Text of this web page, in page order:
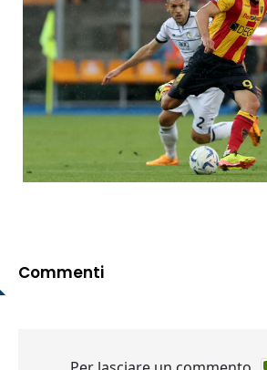
Commenti